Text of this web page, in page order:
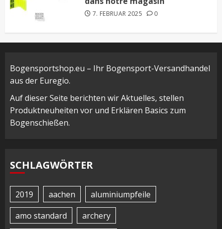
7. FEBRUAR 2025 0
Bogensportshop.eu – Ihr Bogensport-Versandhandel
aus der Euregio.
Auf dieser Seite berichten wir Aktuelles, stellen
Produktneuheiten vor und Erklären Basics zum
Bogenschießen.
SCHLAGWÖRTER
2019 aachen
aluminiumpfeile
amo standard
archery